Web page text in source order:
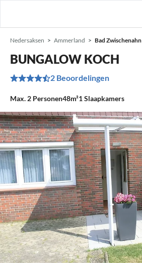
Nedersaksen Ammerland Bad Zwischenahn
BUNGALOW KOCH
2 Beoordelingen
Max. 2 Personen48m²1Slaapkamers